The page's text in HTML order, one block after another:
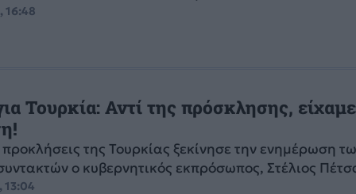
16:48
Τουρκία: Αντί της πρόσκλησης, είχαμε
προκλήσεις της Τουρκίας ξεκίνησε την ενημέρωση
ο κυβερνητικός εκπρόσωπος, Στέλιος
13:04